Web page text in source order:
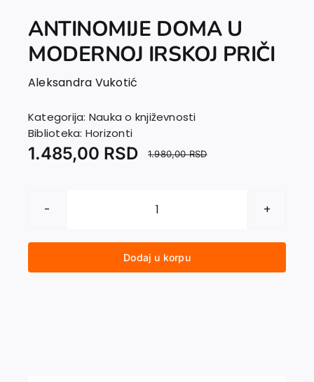
Vesti
EU PROJEKTI
ANTINOMIJE DOMA U
MODERNOJ IRSKOJ PRIČI
Aleksandra Vukotić
Kategorija: Nauka o književnosti
Biblioteka: Horizonti
1.980,00RSD
1.485,00 RSD
ANTINOMIJE
MODERNOJ
Dodaj u korpu